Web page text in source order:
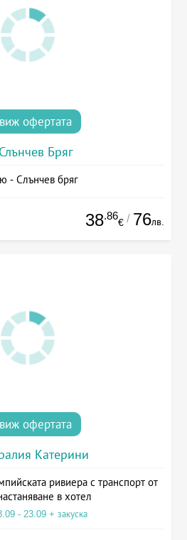
виж офертата
Слънчев Бряг
- Слънчев бряг
38.86
€ / 76лв.
виж офертата
Катерини
ривиера с транспорт от
в хотел
- 23.09 + закуска